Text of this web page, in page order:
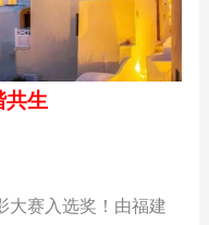
生
大赛入选奖！由福建